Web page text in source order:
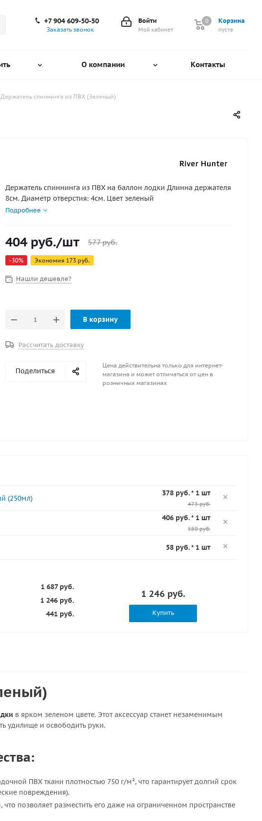
Корзина
0
пуста
0
Войти
Мой кабинет
+7 904 609-50-50
Заказать звонок
О компании Контакты
Держатель спиннинга из ПВХ (Зеленый)
Держатель спиннинга из ПВХ на баллон лодки Длинна держателя
8см. Диаметр отверстия: 4см. Цвет зеленый
Подробнее
404руб./шт 577руб.
-30% Экономия 173 руб.
Нашли дешевле?
В корзину
Рассчитать доставку
Поделиться
Цена действительна только для интернет-
магазина и может отличаться от цен в
розничных магазинах
(250мл)
378 руб. * 1 шт
473 руб.
406 руб. * 1 шт
580 руб.
58 руб. * 1 шт
1 687 руб.
1 246 руб.
441 руб.
1 246 руб.
Купить
в ярком зеленом цвете. Этот аксессуар станет незаменимым
удилище и освободить руки.
ПВХ ткани плотностью 750 г/м², что гарантирует долгий срок
повреждения).
позволяет разместить его даже на ограниченном пространстве